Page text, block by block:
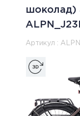
шоколад)
Артикул :